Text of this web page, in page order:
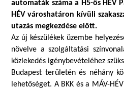
automaták száma a H5-ös HÉV
HÉV városhatáron kívüli
utazás megkezdése előtt.
Az új készülékek üzembe
növelve a szolgáltatási
közlekedés igénybevételéhez
Budapest területén és néhány
lehetőséget. A BKK és a MÁV-